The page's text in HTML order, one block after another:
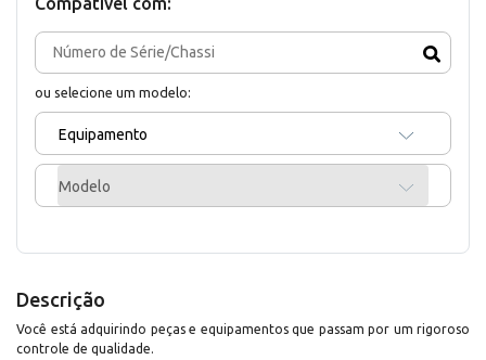
ou selecione um modelo:
Equipamento
Modelo
Descrição
Você está adquirindo peças e equipamentos que passam por um rigoroso
controle de qualidade.